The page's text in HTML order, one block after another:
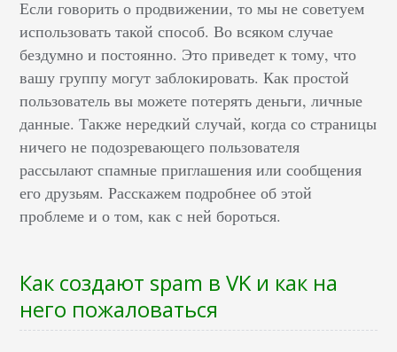
Если говорить о продвижении, то мы не советуем
использовать такой способ. Во всяком случае
бездумно и постоянно. Это приведет к тому, что
вашу группу могут заблокировать. Как простой
пользователь вы можете потерять деньги, личные
данные. Также нередкий случай, когда со страницы
ничего не подозревающего пользователя
рассылают спамные приглашения или сообщения
его друзьям. Расскажем подробнее об этой
проблеме и о том, как с ней бороться.
Как создают spam в VK и как на
него пожаловаться